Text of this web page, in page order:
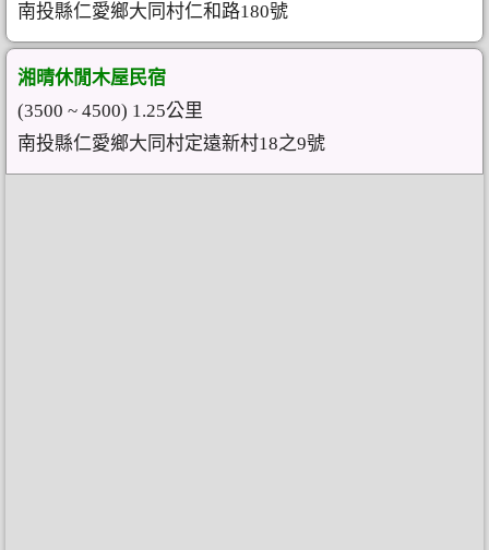
南投縣仁愛鄉大同村仁和路180號
湘晴休閒木屋民宿
(3500 ~ 4500) 1.25公里
南投縣仁愛鄉大同村定遠新村18之9號